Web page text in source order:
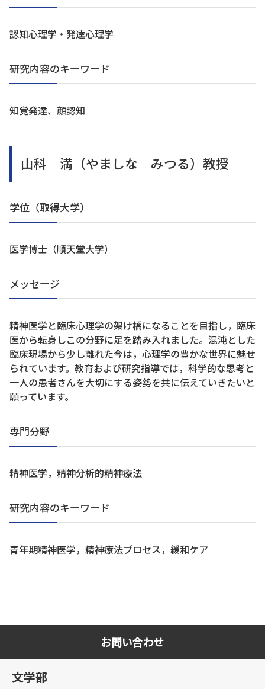
認知心理学・発達心理学
研究内容のキーワード
知覚発達、顔認知
山科 満（やましな みつる）教授
学位（取得大学）
医学博士（順天堂大学）
メッセージ
精神医学と臨床心理学の架け橋になることを目指し，臨床
医から転身しこの分野に足を踏み入れました。混沌とした
臨床現場から少し離れた今は，心理学の豊かな世界に魅せ
られています。教育および研究指導では，科学的な思考と
一人の患者さんを大切にする姿勢を共に伝えていきたいと
願っています。
専門分野
精神医学，精神分析的精神療法
研究内容のキーワード
青年期精神医学，精神療法プロセス，緩和ケア
お問い合わせ
文学部